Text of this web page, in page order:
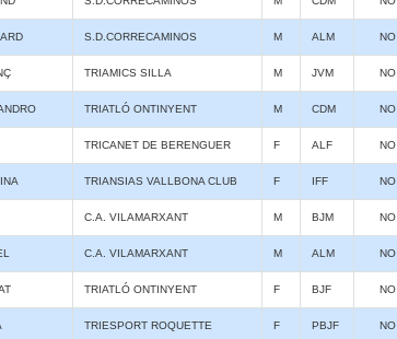
S.D.CORRECAMINOS M ALM NO
TRIAMICS SILLA M JVM NO
TRIATLÓ ONTINYENT M CDM NO
TRICANET DE BERENGUER F ALF NO
TRIANSIAS VALLBONA CLUB F IFF NO
C.A. VILAMARXANT M BJM NO
C.A. VILAMARXANT M ALM NO
TRIATLÓ ONTINYENT F BJF NO
TRIESPORT ROQUETTE F PBJF NO